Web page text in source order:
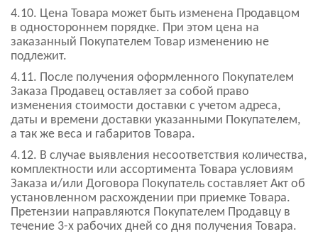
4.10. Цена Товара может быть изменена Продавцом
в одностороннем порядке. При этом цена на
заказанный Покупателем Товар изменению не
подлежит.
4.11. После получения оформленного Покупателем
Заказа Продавец оставляет за собой право
изменения стоимости доставки с учетом адреса,
даты и времени доставки указанными Покупателем,
а так же веса и габаритов Товара.
4.12. В случае выявления несоответствия количества,
комплектности или ассортимента Товара условиям
Заказа и/или Договора Покупатель составляет Акт об
установленном расхождении при приемке Товара.
Претензии направляются Покупателем Продавцу в
течение 3-х рабочих дней со дня получения Товара.